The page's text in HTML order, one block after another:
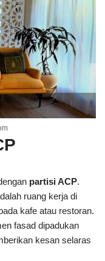
partisi ACP.
ruang kerja di
kafe atau restoran.
fasad dipadukan
kesan selaras